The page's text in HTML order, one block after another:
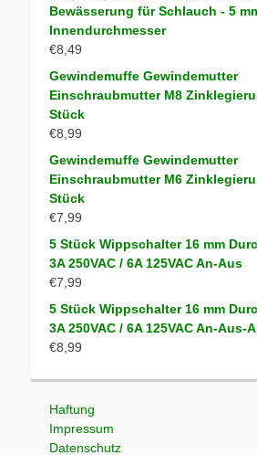
Bewässerung für Schlauch - 5
Innendurchmesser
€8,49
Gewindemuffe Gewindemutter
Einschraubmutter M8
Stück
€8,99
Gewindemuffe Gewindemutter
Einschraubmutter M6
Stück
€7,99
5 Stück Wippschalter 16 mm
3A 250VAC / 6A 125VAC An-Aus
€7,99
5 Stück Wippschalter 16 mm
3A 250VAC / 6A 125VAC An-Aus-
€8,99
Haftung
Impressum
Datenschutz